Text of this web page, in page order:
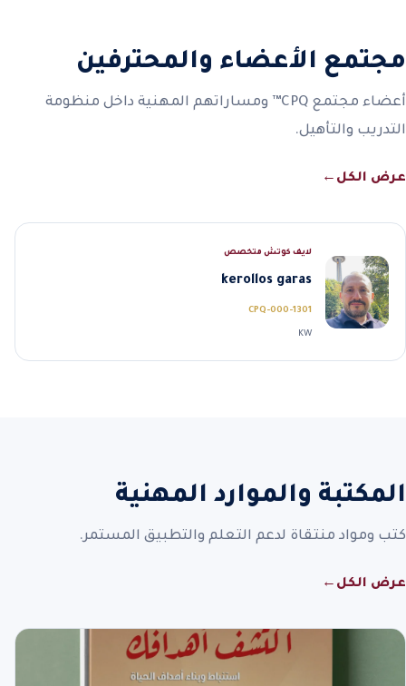
مجتمع الأعضاء والمحترفين
أعضاء مجتمع CPQ™ ومساراتهم المهنية داخل منظومة
التدريب والتأهيل.
عرض الكل ←
لايف كوتش متخصص
kerollos garas
CPQ-000-1301
KW
المكتبة والموارد المهنية
كتب ومواد منتقاة لدعم التعلم والتطبيق المستمر.
عرض الكل ←